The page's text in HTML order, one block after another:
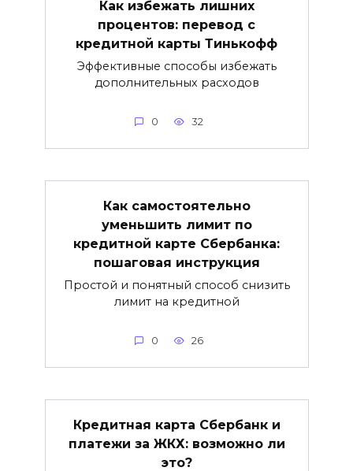
Как избежать лишних
процентов: перевод с
кредитной карты Тинькофф
Эффективные способы избежать
дополнительных расходов
0 32
Как самостоятельно
уменьшить лимит по
кредитной карте Сбербанка:
пошаговая инструкция
Простой и понятный способ снизить
лимит на кредитной
0 26
Кредитная карта Сбербанк и
платежи за ЖКХ: возможно ли
это?